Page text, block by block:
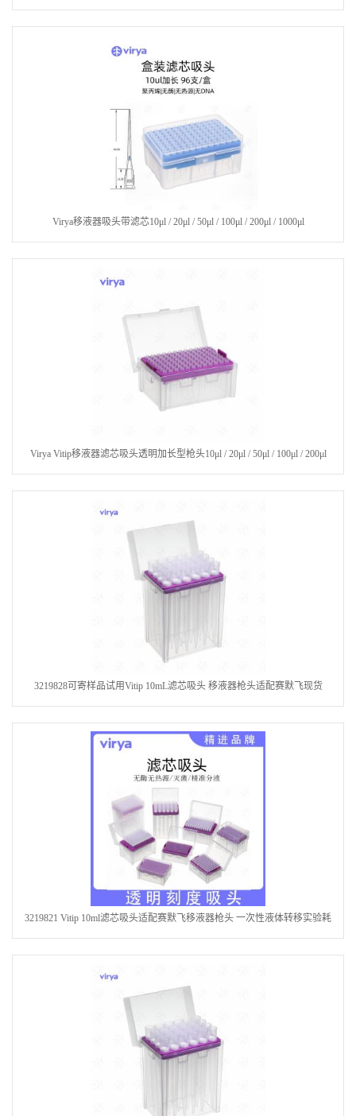
Virya移液器吸头带滤芯10μl / 20μl / 50μl / 100μl / 200μl / 1000μl
Virya Vitip移液器滤芯吸头透明加长型枪头10μl / 20μl / 50μl / 100μl / 200μl
3219828可寄样品试用Vitip 10mL滤芯吸头 移液器枪头适配赛默飞现货
3219821 Vitip 10ml滤芯吸头适配赛默飞移液器枪头 一次性液体转移实验耗
材